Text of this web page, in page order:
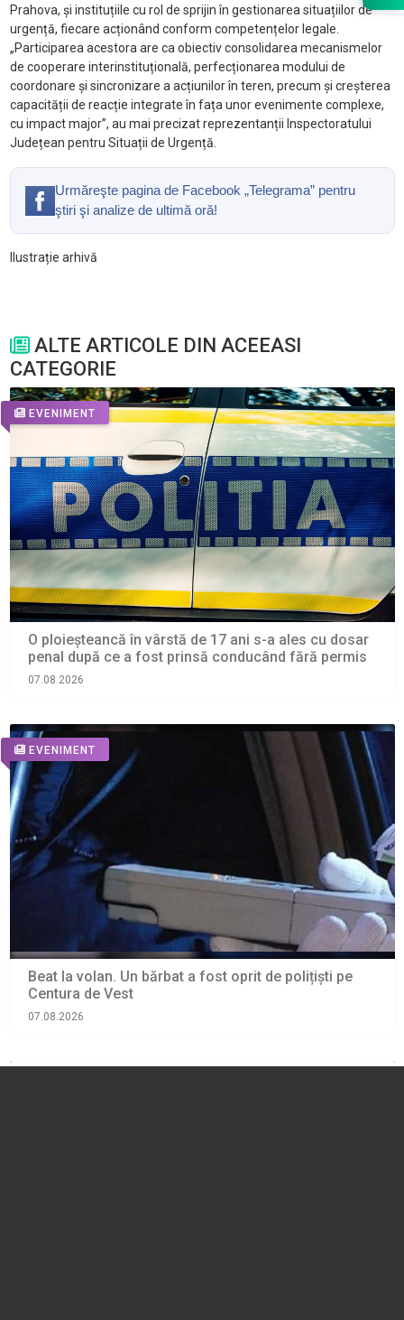
Prahova, și instituțiile cu rol de sprijin în gestionarea situațiilor de
urgență, fiecare acționând conform competențelor legale.
„Participarea acestora are ca obiectiv consolidarea mecanismelor
de cooperare interinstituțională, perfecționarea modului de
coordonare și sincronizare a acțiunilor în teren, precum și creșterea
capacității de reacție integrate în fața unor evenimente complexe,
cu impact major”, au mai precizat reprezentanții Inspectoratului
Județean pentru Situații de Urgență.
Urmăreşte pagina de Facebook „Telegrama” pentru
ştiri şi analize de ultimă oră!
Ilustrație arhivă
ALTE ARTICOLE DIN ACEEASI
CATEGORIE
EVENIMENT
O ploieșteancă în vârstă de 17 ani s-a ales cu dosar
penal după ce a fost prinsă conducând fără permis
07.08.2026
EVENIMENT
Beat la volan. Un bărbat a fost oprit de polițiști pe
Centura de Vest
07.08.2026